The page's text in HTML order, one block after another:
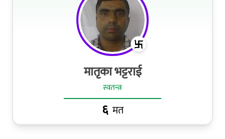
मातृका भट्टराई
स्वतन्त्र
६ मत